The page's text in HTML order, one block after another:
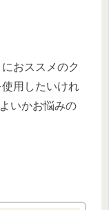
おススメのク
用したいけれ
いかお悩みの